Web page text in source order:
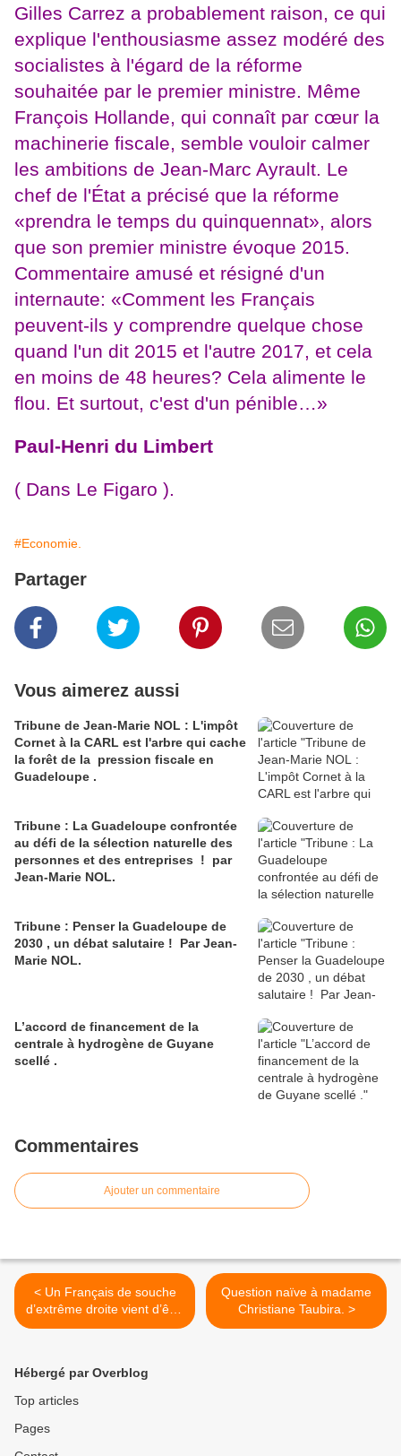
Gilles Carrez a probablement raison, ce qui
explique l'enthousiasme assez modéré des
socialistes à l'égard de la réforme
souhaitée par le premier ministre. Même
François Hollande, qui connaît par cœur la
machinerie fiscale, semble vouloir calmer
les ambitions de Jean-Marc Ayrault. Le
chef de l'État a précisé que la réforme
«prendra le temps du quinquennat», alors
que son premier ministre évoque 2015.
Commentaire amusé et résigné d'un
internaute: «Comment les Français
peuvent-ils y comprendre quelque chose
quand l'un dit 2015 et l'autre 2017, et cela
en moins de 48 heures? Cela alimente le
flou. Et surtout, c'est d'un pénible…»
Paul-Henri du Limbert
( Dans Le Figaro ).
#Economie.
Partager
Vous aimerez aussi
Tribune de Jean-Marie NOL : L'impôt
Cornet à la CARL est l'arbre qui cache
la forêt de la pression fiscale en
Guadeloupe .
Tribune : La Guadeloupe confrontée
au défi de la sélection naturelle des
personnes et des entreprises ! par
Jean-Marie NOL.
Tribune : Penser la Guadeloupe de
2030 , un débat salutaire ! Par Jean-
Marie NOL.
L’accord de financement de la
centrale à hydrogène de Guyane
scellé .
Commentaires
Ajouter un commentaire
< Un Français de souche
d’extrême droite vient d’être
arrêté !
Question naïve à madame
Christiane Taubira. >
Hébergé par Overblog
Top articles
Pages